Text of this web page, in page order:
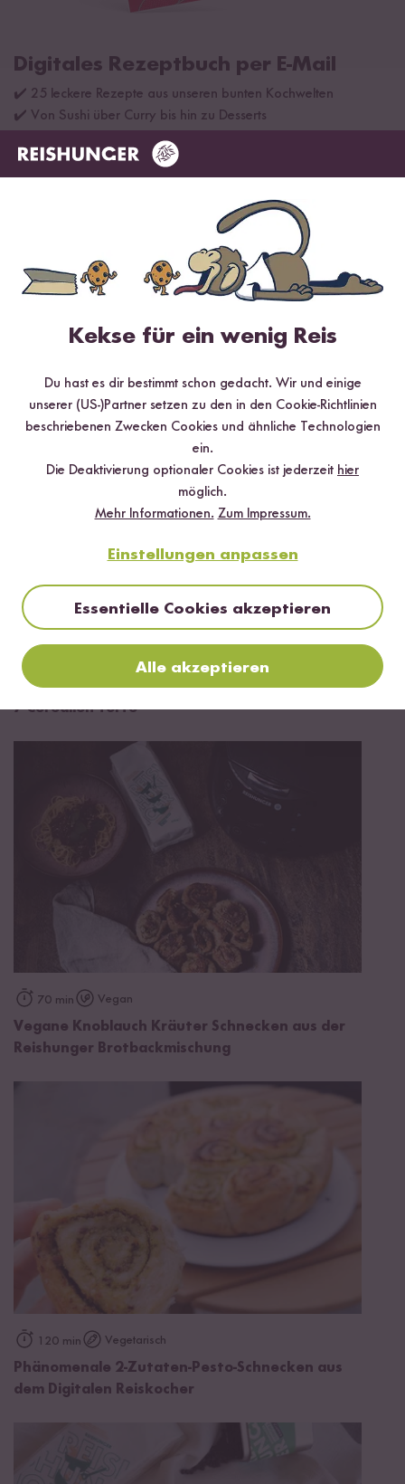
Digitales Rezeptbuch per E-Mail
✔️ 25 leckere Rezepte aus unseren bunten Kochwelten
✔️ Von Sushi über Curry bis hin zu Desserts
✔️ Inklusive Tipps & Tricks für die Zubereitung
Jetzt sichern
*Das Digitale Rezeptbuch wird dir nach vollständiger Anmeldung zum Newsletter
Backmischung
7-Cerealien-Torte
70 min Vegan
Vegane Knoblauch Kräuter Schnecken aus der
Reishunger Brotbackmischung
120 min Vegetarisch
Phänomenale 2-Zutaten-Pesto-Schnecken aus
dem Digitalen Reiskocher
Kekse für ein wenig Reis
Du hast es dir bestimmt schon gedacht. Wir und einige
unserer (US-)Partner setzen zu den in den Cookie-Richtlinien
beschriebenen Zwecken Cookies und ähnliche Technologien
ein.
Die Deaktivierung optionaler Cookies ist jederzeit hier
möglich.
Mehr Informationen. Zum Impressum.
Einstellungen anpassen
Essentielle Cookies akzeptieren
Alle akzeptieren